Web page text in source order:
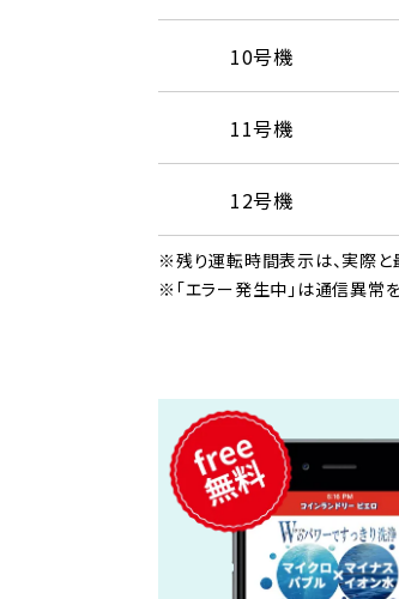
10号機
11号機
12号機
※残り運転時間表示は、実際と
※「エラー発生中」は通信異常